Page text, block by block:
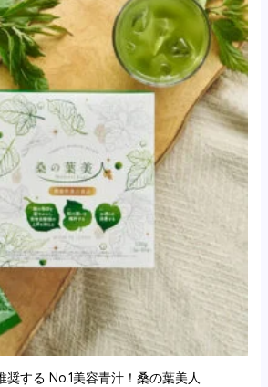
奨する No.1美容青汁！桑の葉美人